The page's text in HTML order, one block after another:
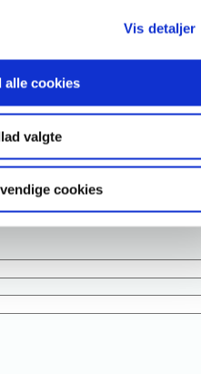
Vis detaljer
alle cookies
valgte
cookies